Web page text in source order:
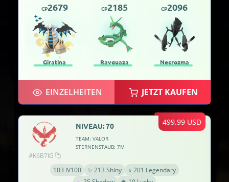
CP2679
Giratina
CP2185
Rayquaza
CP2096
Necrozma
EINZELHEITEN JETZT KAUFEN
499.99 USD
#K6B7IG
NIVEAU: 70
TEAM: VALOR
STERNENSTAUB: 7M
103 IV100 ✨ 213 Shiny
⭐ 201 Legendary